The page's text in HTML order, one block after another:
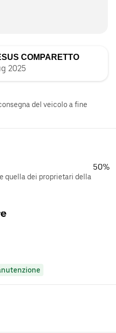
COMPARETTO
2025
del veicolo a fine
quella dei proprietari della
50%